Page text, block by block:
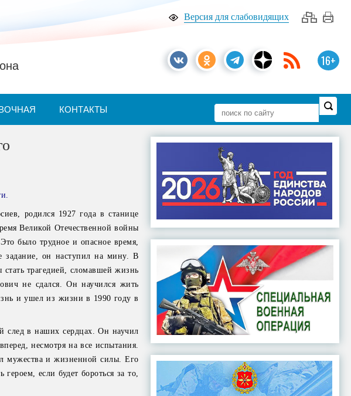
Версия для слабовидящих
16+
КОНТАКТЫ
родился 1927 года в станице
Великой Отечественной войны
было трудное и опасное время,
задание, он наступил на мину. В
стать трагедией, сломавшей жизнь
не сдался. Он научился жить
и ушел из жизни в 1990 году в
след в наших сердцах. Он научил
несмотря на все испытания.
мужества и жизненной силы. Его
если будет бороться за то,